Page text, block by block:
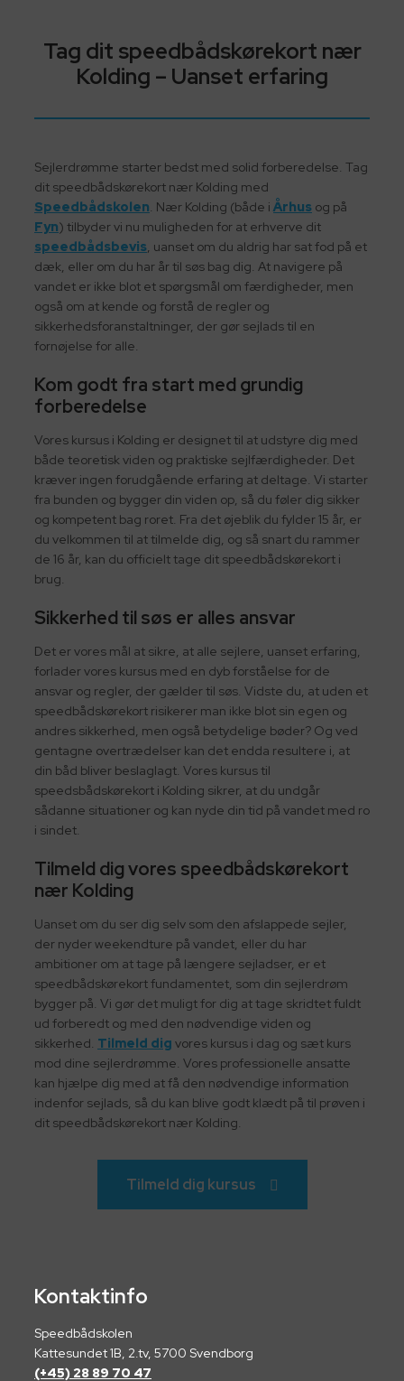
Tag dit speedbådskørekort nær
Kolding – Uanset erfaring
Sejlerdrømme starter bedst med solid forberedelse. Tag
dit speedbådskørekort nær Kolding med
Speedbådskolen. Nær Kolding (både iÅrhus og på
Fyn) tilbyder vi nu muligheden for at erhverve dit
speedbådsbevis, uanset om du aldrig har sat fod på et
dæk, eller om du har år til søs bag dig. At navigere på
vandet er ikke blot et spørgsmål om færdigheder, men
også om at kende og forstå de regler og
sikkerhedsforanstaltninger, der gør sejlads til en
fornøjelse for alle.
Kom godt fra start med grundig
forberedelse
Vores kursus i Kolding er designet til at udstyre dig med
både teoretisk viden og praktiske sejlfærdigheder. Det
kræver ingen forudgående erfaring at deltage. Vi starter
fra bunden og bygger din viden op, så du føler dig sikker
og kompetent bag roret. Fra det øjeblik du fylder 15 år, er
du velkommen til at tilmelde dig, og så snart du rammer
de 16 år, kan du officielt tage dit speedbådskørekort i
brug.
Sikkerhed til søs er alles ansvar
Det er vores mål at sikre, at alle sejlere, uanset erfaring,
forlader vores kursus med en dyb forståelse for de
ansvar og regler, der gælder til søs. Vidste du, at uden et
speedbådskørekort risikerer man ikke blot sin egen og
andres sikkerhed, men også betydelige bøder? Og ved
gentagne overtrædelser kan det endda resultere i, at
din båd bliver beslaglagt. Vores kursus til
speedsbådskørekort i Kolding sikrer, at du undgår
sådanne situationer og kan nyde din tid på vandet med ro
i sindet.
Tilmeld dig vores speedbådskørekort
nær Kolding
Uanset om du ser dig selv som den afslappede sejler,
der nyder weekendture på vandet, eller du har
ambitioner om at tage på længere sejladser, er et
speedbådskørekort fundamentet, som din sejlerdrøm
bygger på. Vi gør det muligt for dig at tage skridtet fuldt
ud forberedt og med den nødvendige viden og
sikkerhed. Tilmeld dig vores kursus i dag og sæt kurs
mod dine sejlerdrømme. Vores professionelle ansatte
kan hjælpe dig med at få den nødvendige information
indenfor sejlads, så du kan blive godt klædt på til prøven i
dit speedbådskørekort nær Kolding.
Tilmeld dig kursus
Kontaktinfo
Speedbådskolen
Kattesundet 1B, 2.tv, 5700 Svendborg
(+45) 28 89 70 47